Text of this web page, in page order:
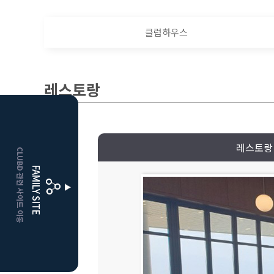
FAMILY SITE
CLUBD 관련 사이트 이동 거창
클럽디더플레이어스
클럽하우스
레스토랑
레스토랑